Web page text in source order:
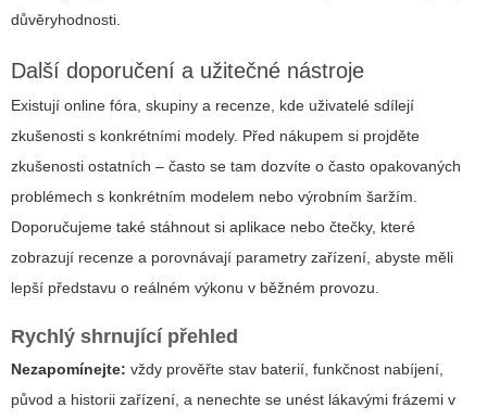
důvěryhodnosti.
Další doporučení a užitečné nástroje
Existují online fóra, skupiny a recenze, kde uživatelé sdílejí
zkušenosti s konkrétními modely. Před nákupem si projděte
zkušenosti ostatních – často se tam dozvíte o často opakovaných
problémech s konkrétním modelem nebo výrobním šaržím.
Doporučujeme také stáhnout si aplikace nebo čtečky, které
zobrazují recenze a porovnávají parametry zařízení, abyste měli
lepší představu o reálném výkonu v běžném provozu.
Rychlý shrnující přehled
Nezapomínejte: vždy prověřte stav baterií, funkčnost nabíjení,
původ a historii zařízení, a nenechte se unést lákavými frázemi v